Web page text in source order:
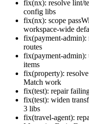
fix(nx): resolve lint/
config libs
fix(nx): scope
workspace-wide
fix(payment-admin):
routes
fix(payment-admin):
items
fix(property):
Match work
fix(test): repair
fix(test): widen
3 libs
fix(travel-agent):